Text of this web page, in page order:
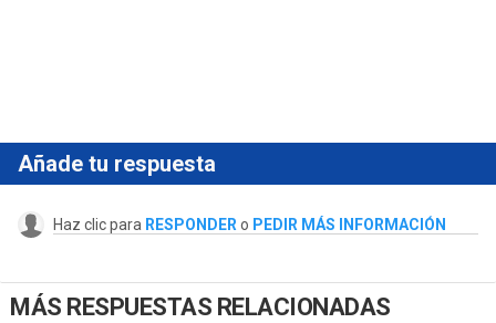
Añade tu respuesta
Haz clic para RESPONDER o PEDIR MÁS INFORMACIÓN
MÁS RESPUESTAS RELACIONADAS